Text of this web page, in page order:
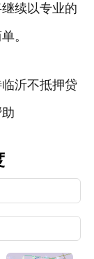
续以专业的
。
沂不抵押贷